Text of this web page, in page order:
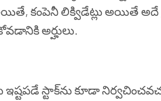
కంపెనీ లిక్విడేట్లు అయితే
అర్హులు.
స్టాక్‌ను కూడా